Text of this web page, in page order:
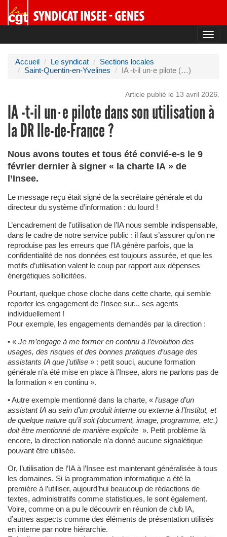
Accueil Le syndicat
Sections locales
Saint-Quentin-en-Yvelines
IA -t-il un·e pilote (…)
Article publié le 13 avril 2026.
IA -t-il un·e pilote dans son utilisation à
la DR Ile-de-France ?
Nous avons toutes et tous été convié-e-s le 9
février dernier à signer « la charte IA » de
l’Insee.
Le message reçu était signé de la secrétaire générale et du
directeur du système d’information : du lourd !
L’encadrement de l’utilisation de l’IA nous semble indispensable,
dans le cadre de notre service public : il faut s’assurer qu’on ne
reproduise pas les erreurs que l’IA génère parfois, que la
confidentialité de nos données est toujours assurée, et que les
motifs d’utilisation valent le coup par rapport aux dépenses
énergétiques sollicitées.
Pourtant, quelque chose cloche dans cette charte, qui semble
reporter les engagement de l’Insee sur... ses agents
individuellement !
Pour exemple, les engagements demandés par la direction :
• « Je m’engage à me former en continu à l’évolution des
usages, des risques et des bonnes pratiques d’usage des
assistants IA que j’utilise » : petit souci, aucune formation
générale n’a été mise en place à l’Insee, alors ne parlons pas de
la formation « en continu ».
• Autre exemple mentionné dans la charte, « l’usage d’un
assistant IA au sein d’un produit interne ou externe à l’Institut, et
de quelque nature qu’il soit (document, image, programme, etc.)
doit être mentionné de manière explicite ». Petit problème là
encore, la direction nationale n’a donné aucune signalétique
pouvant être utilisée.
Or, l’utilisation de l’IA à l’Insee est maintenant généralisée à tous
les domaines. Si la programmation informatique a été la
première à l’utiliser, aujourd’hui beaucoup de rédactions de
textes, administratifs comme statistiques, le sont également.
Voire, comme on a pu le découvrir en réunion de club IA,
d’autres aspects comme des éléments de présentation utilisés
en interne par notre hiérarchie.